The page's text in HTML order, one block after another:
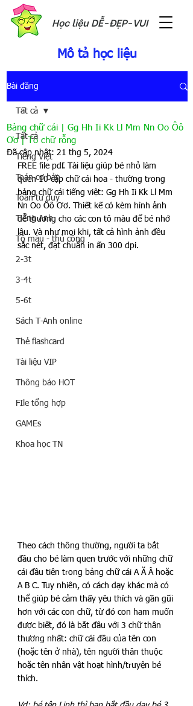
Học liệu DỄ-ĐẸP-VUI
Mô tả học liệu
Bài đăng
Tất cả
Tiếng Việt
Toán cơ bản
Toán tư duy
Tiếng Anh
Tô màu - thủ công
2-3t
3-4t
5-6t
Sách T-Anh online
Thẻ flashcard
Tài liệu VIP
Thông báo HOT
FIle tổng hợp
GAMEs
Khoa học TN
Tất cả
Bảng chữ cái | Gg Hh Ii Kk Ll Mm Nn Oo Ôô
Ơơ | Tô chữ rỗng
Đã cập nhật: 21 thg 5, 2024
FREE file pdf. Tài liệu giúp bé nhỏ làm
quen 10 cặp chữ cái hoa - thường trong
bảng chữ cái tiếng việt: Gg Hh Ii Kk Ll Mm
Nn Oo Ôô Ơơ. Thiết kế có kèm hình ảnh
dễ thương cho các con tô màu để bé nhớ
lâu. Và như mọi khi, tất cả hình ảnh đều
sắc nét, đạt chuẩn in ấn 300 dpi.
Theo cách thông thường, người ta bắt
đầu cho bé làm quen trước với những chữ
cái đầu tiên trong bảng chữ cái A Ă Â hoặc
A B C. Tuy nhiên, có cách dạy khác mà có
thể giúp bé cảm thấy yêu thích và gần gũi
hơn với các con chữ, từ đó con ham muốn
được biết, đó là bắt đầu với 3 chữ thân
thương nhất: chữ cái đầu của tên con
(hoặc tên ở nhà), tên người thân thuộc
hoặc tên nhân vật hoạt hình/truyện bé
thích.